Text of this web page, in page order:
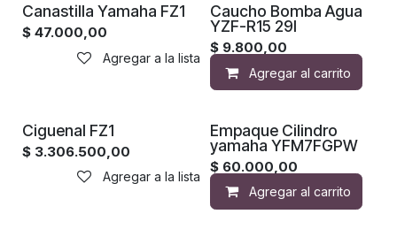
Canastilla Yamaha FZ1
$ 47.000,00
Agregar a la lista de deseos
Caucho Bomba Agua
YZF-R15 29l
$ 9.800,00
Agregar al carrito
Ciguenal FZ1
$ 3.306.500,00
Agregar a la lista de deseos
Empaque Cilindro
yamaha YFM7FGPW
$ 60.000,00
Agregar al carrito